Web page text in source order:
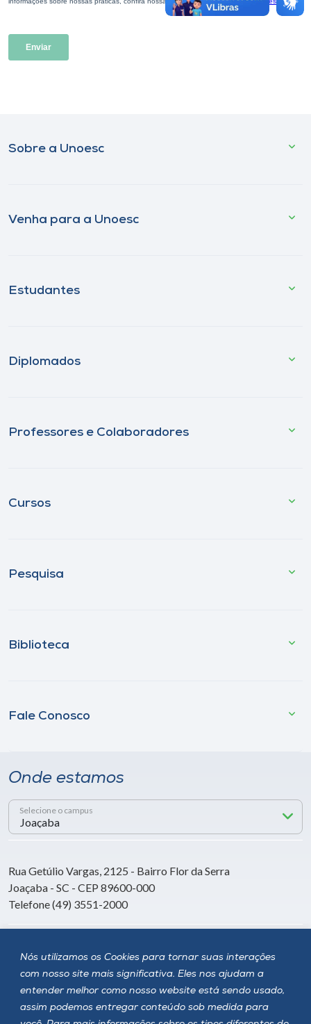
Nós utilizamos os Cookies para tornar suas interações
com nosso site mais significativa. Eles nos ajudam a
entender melhor como nosso website está sendo usado,
assim podemos entregar conteúdo sob medida para
Sobre a Unoesc
Venha para a Unoesc
Estudantes
Diplomados
Professores e Colaboradores
Cursos
Pesquisa
Biblioteca
Fale Conosco
Onde estamos
Selecione o campus
Rua Getúlio Vargas, 2125 - Bairro Flor da Serra
Joaçaba - SC - CEP 89600-000
Telefone (49) 3551-2000
Siga a Unoesc